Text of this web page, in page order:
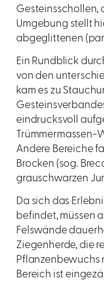
Gesteinsschollen,
Umgebung stellt
abgeglittenen
Ein Rundblick
von den
kam es zu
eindrucksvoll
Trümmermassen-
Andere Bereiche
Brocken (sog.
grauschwarzen
Da sich das
befindet, müssen
Felswände
Ziegenherde, die
Pflanzenbewuchs
Bereich ist